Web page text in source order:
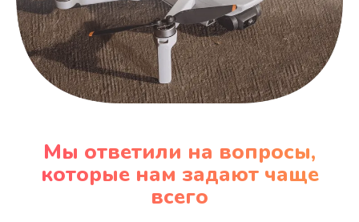
Мы ответили на вопросы,
которые нам задают чаще
всего